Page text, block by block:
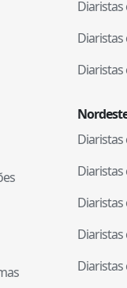
Diaristas
Diaristas
Diaristas
Diaristas
Diaristas
Diaristas
Diaristas
Diaristas